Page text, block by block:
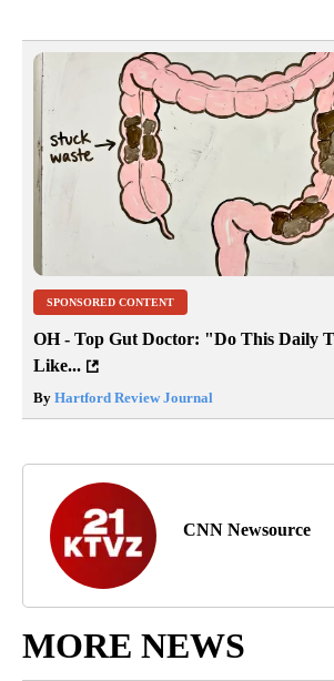
SPONSORED CONTENT
OH - Top Gut Doctor: "Do This Daily
Like...
By Hartford Review Journal
CNN Newsource
MORE NEWS